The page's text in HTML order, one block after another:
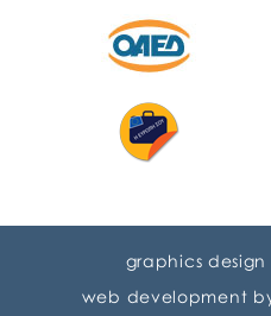
graphics design
web development